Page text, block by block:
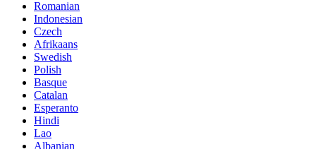
Romanian
Indonesian
Czech
Afrikaans
Swedish
Polish
Basque
Catalan
Esperanto
Hindi
Lao
Albanian